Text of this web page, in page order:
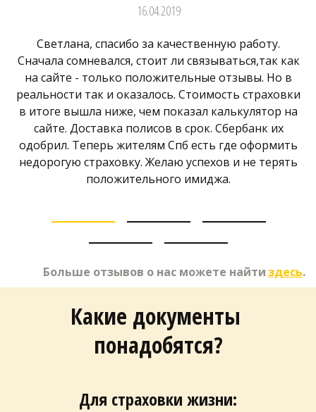
Светлана, спасибо за качественную работу.
Сначала сомневался, стоит ли связываться,так как
на сайте - только положительные отзывы. Но в
реальности так и оказалось. Стоимость страховки
в итоге вышла ниже, чем показал калькулятор на
сайте. Доставка полисов в срок. Сбербанк их
одобрил. Теперь жителям Спб есть где оформить
недорогую страховку. Желаю успехов и не терять
положительного имиджа.
16.04.2019
Больше отзывов о нас можете найти здесь.
Какие документы
понадобятся?
Для страховки жизни: